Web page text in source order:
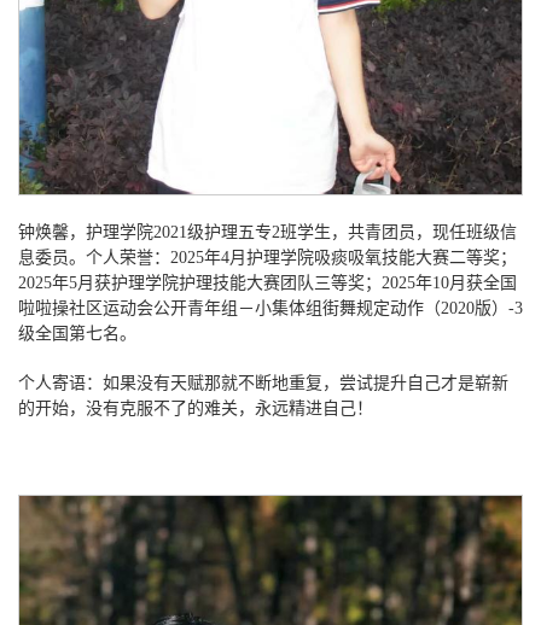
钟焕馨，护理学院2021级护理五专2班学生，共青团员，现任班级信
息委员。个人荣誉：2025年4月护理学院吸痰吸氧技能大赛二等奖；
2025年5月获护理学院护理技能大赛团队三等奖；2025年10月获全国
啦啦操社区运动会公开青年组－小集体组街舞规定动作（2020版）-3
级全国第七名。
个人寄语：如果没有天赋那就不断地重复，尝试提升自己才是崭新
的开始，没有克服不了的难关，永远精进自己！